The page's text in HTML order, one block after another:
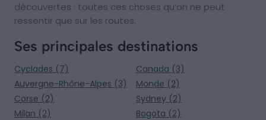
découvertes : toutes ces choses qu’on ne peut
ressentir que sur les routes.
Ses principales destinations
Cyclades (7)
Canada (3)
Auvergne-Rhône-Alpes (3)
Monde (2)
Corse (2)
Sydney (2)
Milan (2)
Bogota (2)